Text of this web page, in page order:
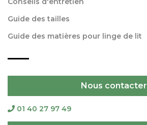
Guide des tailles
Guide des matières pour linge de lit
Nous contacter
01 40 27 97 49